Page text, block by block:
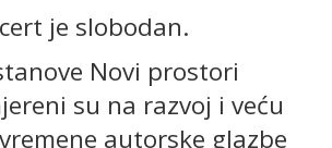
je slobodan.
Novi prostori
su na razvoj i veću
autorske glazbe